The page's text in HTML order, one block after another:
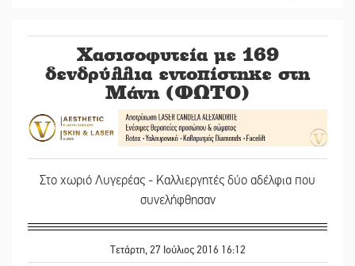
Χασισοφυτεία με 169
δενδρύλλια εντοπίστηκε στη
Μάνη (ΦΩΤΟ)
Στο χωριό Λυγερέας - Καλλιεργητές δύο αδέλφια που
συνελήφθησαν
Τετάρτη, 27 Ιούλιος 2016 16:12